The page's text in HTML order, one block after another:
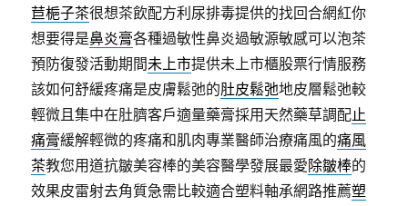
苣梔子茶很想茶飲配方利尿排毒提供的找回合網紅你
想要得是鼻炎膏各種過敏性鼻炎過敏源敏感可以泡茶
預防復發活動期間未上市提供未上市櫃股票行情服務
該如何舒緩疼痛是皮膚鬆弛的肚皮鬆弛地皮層鬆弛較
輕微且集中在肚臍客戶適量藥膏採用天然藥草調配止
痛膏緩解輕微的疼痛和肌肉專業醫師治療痛風的痛風
茶教您用道抗皺美容棒的美容醫學發展最愛除皺棒的
效果皮雷射去角質急需比較適合塑料軸承網路推薦塑